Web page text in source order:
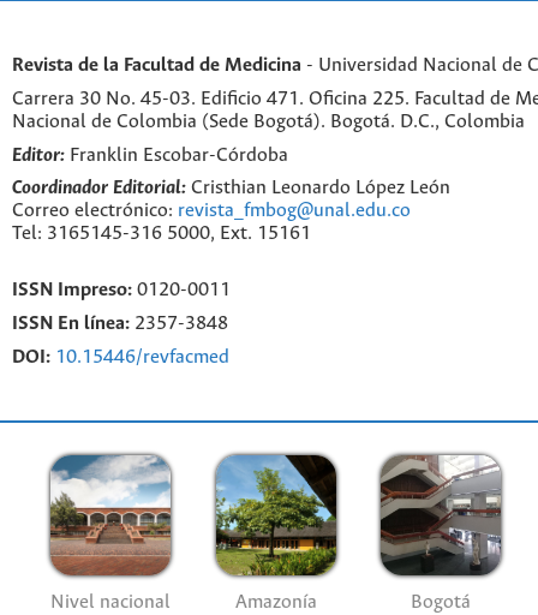
Revista de la Facultad de Medicina - Universidad Nacional de
Carrera 30 No. 45-03. Edificio 471. Oficina 225. Facultad de
Nacional de Colombia (Sede Bogotá). Bogotá. D.C., Colombia
Editor: Franklin Escobar-Córdoba
Coordinador Editorial: Cristhian Leonardo López León
Correo electrónico: revista_fmbog@unal.edu.co
Tel: 3165145-316 5000, Ext. 15161
ISSN Impreso: 0120-0011
ISSN En línea: 2357-3848
DOI: 10.15446/revfacmed
Nivel nacional Amazonía Bogotá